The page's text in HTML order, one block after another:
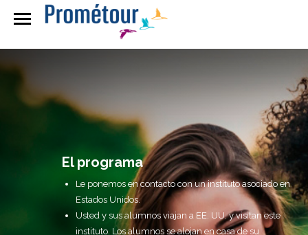
El programa
Le ponemos en contacto con un instituto asociado en
Estados Unidos.
Usted y sus alumnos viajan a EE. UU. y visitan este
instituto. Los alumnos se alojan en casa de su